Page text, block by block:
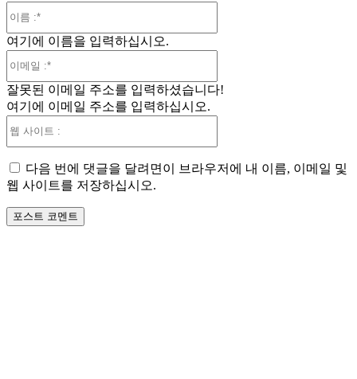
여기에 이름을 입력하십시오.
일
잘못된 이메일 주소를 입력하셨습니다!
여기에 이메일 주소를 입력하십시오.
트
다음 번에 댓글을 달려면이 브라우저에 내 이름, 이메일 및
웹 사이트를 저장하십시오.